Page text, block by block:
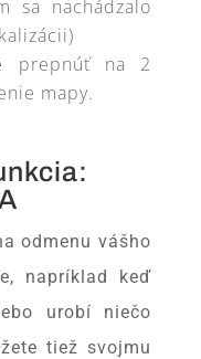
sa nachádzalo
prepnúť na 2
mapy.
odmenu vášho
napríklad keď
urobí niečo
tiež svojmu